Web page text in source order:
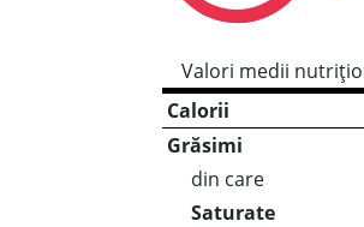
Valori medii
Calorii
Grăsimi
din care
Saturate